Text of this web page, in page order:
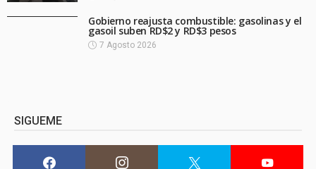
Gobierno reajusta combustible: gasolinas y el
gasoil suben RD$2 y RD$3 pesos
7 Agosto 2026
SIGUEME